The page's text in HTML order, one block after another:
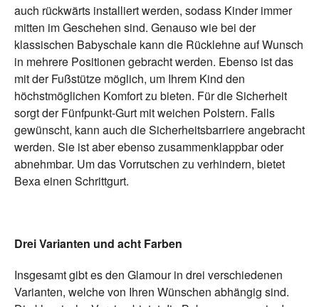
auch rückwärts installiert werden, sodass Kinder immer
mitten im Geschehen sind. Genauso wie bei der
klassischen Babyschale kann die Rücklehne auf Wunsch
in mehrere Positionen gebracht werden. Ebenso ist das
mit der Fußstütze möglich, um Ihrem Kind den
höchstmöglichen Komfort zu bieten. Für die Sicherheit
sorgt der Fünfpunkt-Gurt mit weichen Polstern. Falls
gewünscht, kann auch die Sicherheitsbarriere angebracht
werden. Sie ist aber ebenso zusammenklappbar oder
abnehmbar. Um das Vorrutschen zu verhindern, bietet
Bexa einen Schrittgurt.
Drei Varianten und acht Farben
Insgesamt gibt es den Glamour in drei verschiedenen
Varianten, welche von Ihren Wünschen abhängig sind.